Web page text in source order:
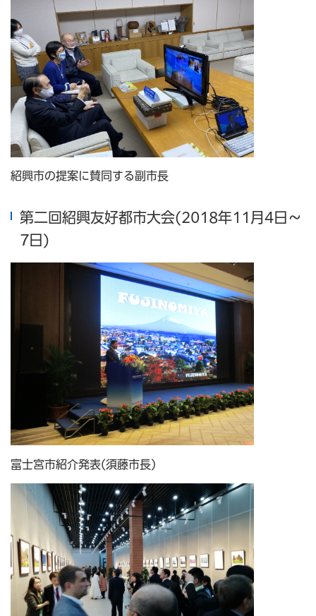
紹興市の提案に賛同する副市長
第二回紹興友好都市大会(2018年11月4日～
7日)
富士宮市紹介発表(須藤市長)